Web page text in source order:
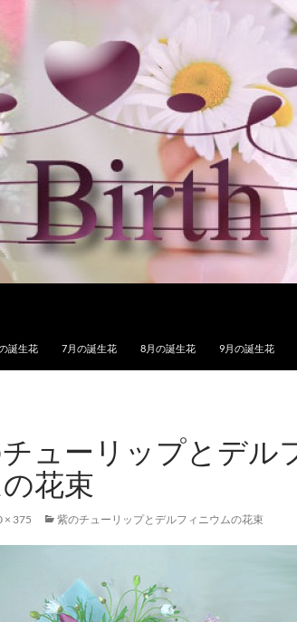
誕生花 7月の誕生花 8月の誕生花 9月の誕生花
ューリップとデル
花束
× 375 紫のチューリップとデルフィニウムの花束